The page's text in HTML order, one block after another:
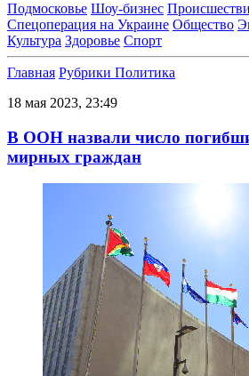
Подмосковье Шоу-бизнес
Спецоперация на Украине Общество
Культура Здоровье Спорт
Главная Рубрики Политика
18 мая 2023, 23:49
В ООН назвали число
мирных граждан